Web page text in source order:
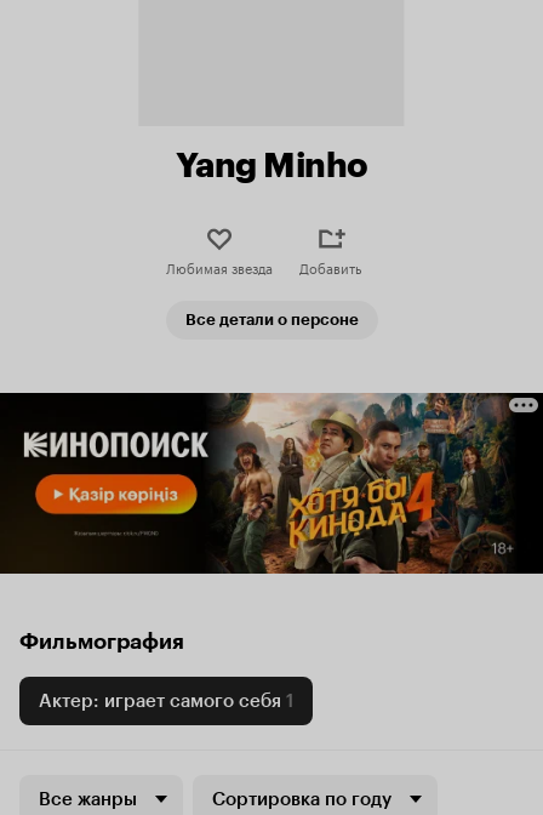
Yang Minho
Любимая звезда Добавить
Все детали о персоне
Фильмография
Актер: играет самого себя 1
Все жанры Сортировка по году